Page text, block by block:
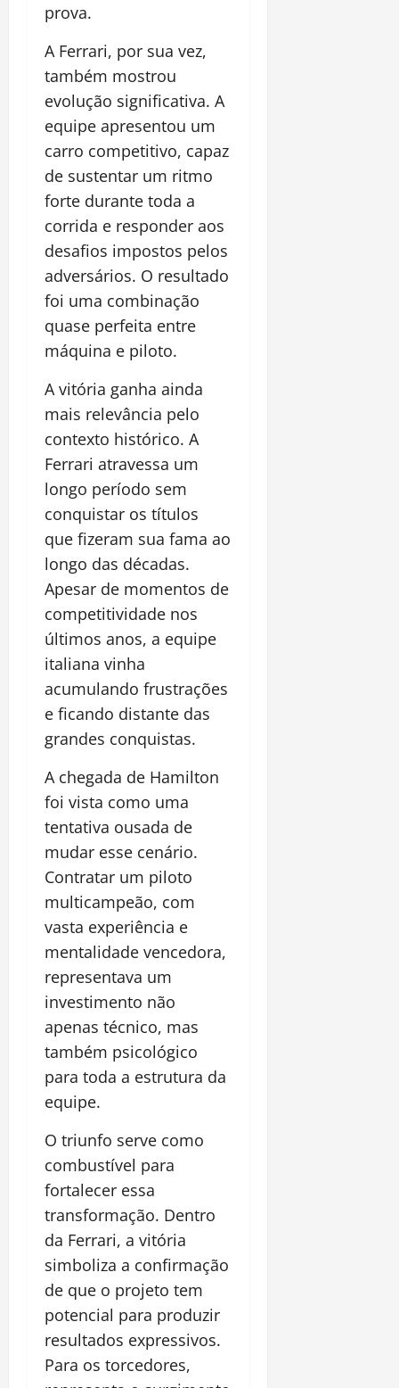
prova.
A Ferrari, por sua vez,
também mostrou
evolução significativa. A
equipe apresentou um
carro competitivo, capaz
de sustentar um ritmo
forte durante toda a
corrida e responder aos
desafios impostos pelos
adversários. O resultado
foi uma combinação
quase perfeita entre
máquina e piloto.
A vitória ganha ainda
mais relevância pelo
contexto histórico. A
Ferrari atravessa um
longo período sem
conquistar os títulos
que fizeram sua fama ao
longo das décadas.
Apesar de momentos de
competitividade nos
últimos anos, a equipe
italiana vinha
acumulando frustrações
e ficando distante das
grandes conquistas.
A chegada de Hamilton
foi vista como uma
tentativa ousada de
mudar esse cenário.
Contratar um piloto
multicampeão, com
vasta experiência e
mentalidade vencedora,
representava um
investimento não
apenas técnico, mas
também psicológico
para toda a estrutura da
equipe.
O triunfo serve como
combustível para
fortalecer essa
transformação. Dentro
da Ferrari, a vitória
simboliza a confirmação
de que o projeto tem
potencial para produzir
resultados expressivos.
Para os torcedores,